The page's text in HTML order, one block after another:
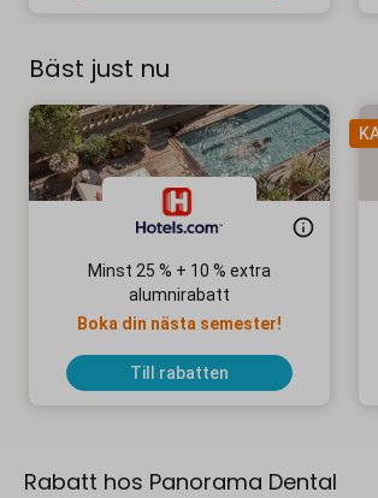
Rabatt hos Panorama Dental
Bäst just nu
Minst 25 % + 10 % extra
alumnirabatt
Boka din nästa semester!
Till rabatten